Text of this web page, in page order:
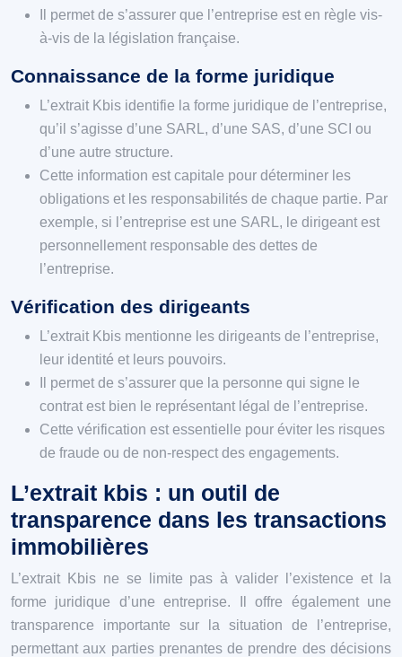
Il permet de s’assurer que l’entreprise est en règle vis-
à-vis de la législation française.
Connaissance de la forme juridique
L’extrait Kbis identifie la forme juridique de l’entreprise,
qu’il s’agisse d’une SARL, d’une SAS, d’une SCI ou
d’une autre structure.
Cette information est capitale pour déterminer les
obligations et les responsabilités de chaque partie. Par
exemple, si l’entreprise est une SARL, le dirigeant est
personnellement responsable des dettes de
l’entreprise.
Vérification des dirigeants
L’extrait Kbis mentionne les dirigeants de l’entreprise,
leur identité et leurs pouvoirs.
Il permet de s’assurer que la personne qui signe le
contrat est bien le représentant légal de l’entreprise.
Cette vérification est essentielle pour éviter les risques
de fraude ou de non-respect des engagements.
L’extrait kbis : un outil de
transparence dans les transactions
immobilières
L’extrait Kbis ne se limite pas à valider l’existence et la
forme juridique d’une entreprise. Il offre également une
transparence importante sur la situation de l’entreprise,
permettant aux parties prenantes de prendre des décisions